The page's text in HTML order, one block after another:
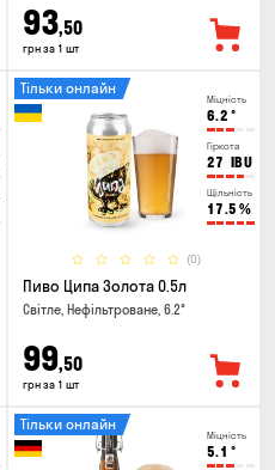
93,50
грн за 1 шт
Міцність
6.2 °
Гіркота
27 IBU
Щільність
17.5 %
(0)
Тільки онлайн
Пиво Ципа Золота 0.5л
Світле, Нефільтроване, 6.2°
99,50
грн за 1 шт
Міцність
5.1 °
Тільки онлайн